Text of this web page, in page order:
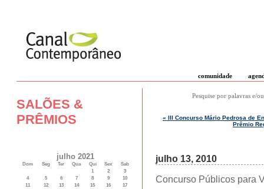
comunidade
SALÕES &
PRÊMIOS
julho 2021
Dom Seg Ter Qua Qui Sex
Sab
1
2
3
4
5 6 7 8 9
10
11
12 13 14 15 16
17
Pesquise por palavras e/
« III Concurso Mário Pedrosa de
Prêmio
julho 13, 2010
Concurso Públicos para